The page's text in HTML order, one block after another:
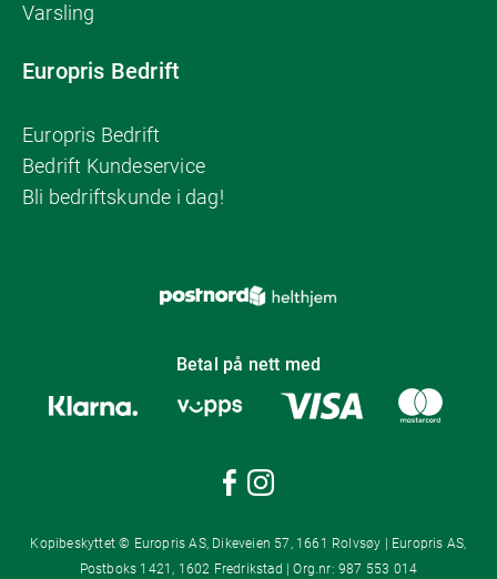
Varsling
Europris Bedrift
Europris Bedrift
Bedrift Kundeservice
Bli bedriftskunde i dag!
Betal på nett med
Kopibeskyttet © Europris AS, Dikeveien 57, 1661 Rolvsøy | Europris AS,
Postboks 1421, 1602 Fredrikstad | Org.nr: 987 553 014